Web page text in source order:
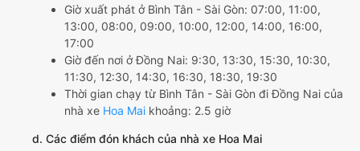
Giờ xuất phát ở Bình Tân - Sài Gòn: 07:00, 11:00,
13:00, 08:00, 09:00, 10:00, 12:00, 14:00, 16:00,
17:00
Giờ đến nơi ở Đồng Nai: 9:30, 13:30, 15:30, 10:30,
11:30, 12:30, 14:30, 16:30, 18:30, 19:30
Thời gian chạy từ Bình Tân - Sài Gòn đi Đồng Nai của
nhà xe Hoa Mai khoảng: 2.5 giờ
d. Các điểm đón khách của nhà xe Hoa Mai